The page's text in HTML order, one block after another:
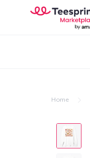
Home